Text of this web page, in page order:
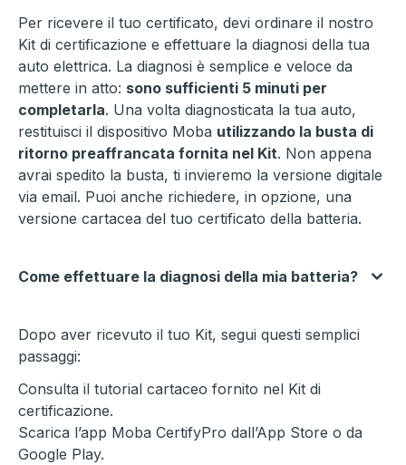
Per ricevere il tuo certificato, devi ordinare il nostro
Kit di certificazione e effettuare la diagnosi della tua
auto elettrica. La diagnosi è semplice e veloce da
mettere in atto: sono sufficienti 5 minuti per
completarla. Una volta diagnosticata la tua auto,
restituisci il dispositivo Moba utilizzando la busta di
ritorno preaffrancata fornita nel Kit. Non appena
avrai spedito la busta, ti invieremo la versione digitale
via email. Puoi anche richiedere, in opzione, una
versione cartacea del tuo certificato della batteria.
Come effettuare la diagnosi della mia batteria?
Dopo aver ricevuto il tuo Kit, segui questi semplici
passaggi:
Consulta il tutorial cartaceo fornito nel Kit di
certificazione.
Scarica l’app Moba CertifyPro dall’App Store o da
Google Play.